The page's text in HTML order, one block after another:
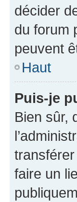
décider
du forum
peuvent
Haut
Puis-je
Bien sûr,
faire un